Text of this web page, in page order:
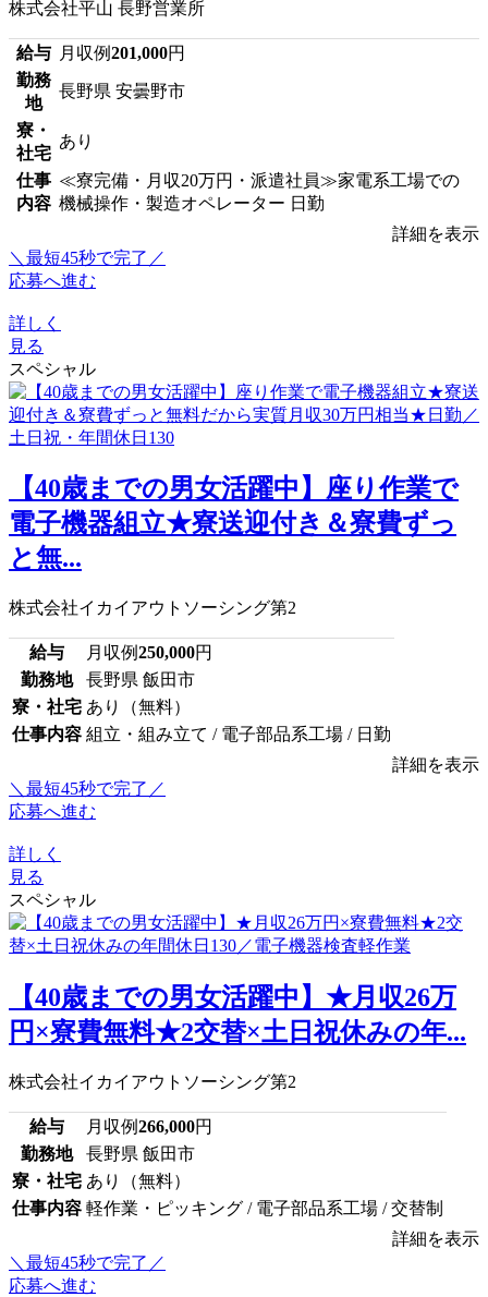
株式会社平山 長野営業所
給与 月収例201,000円
勤務
地
長野県 安曇野市
寮・
社宅
あり
仕事
内容
≪寮完備・月収20万円・派遣社員≫家電系工場での
機械操作・製造オペレーター 日勤
詳細を表示
＼最短45秒で完了／
応募へ進む
詳しく
見る
スペシャル
【40歳までの男女活躍中】座り作業で
電子機器組立★寮送迎付き＆寮費ずっ
と無...
株式会社イカイアウトソーシング第2
給与 月収例250,000円
勤務地
長野県 飯田市
寮・社宅 あり（無料）
仕事内容 組立・組み立て / 電子部品系工場 / 日勤
詳細を表示
＼最短45秒で完了／
応募へ進む
詳しく
見る
スペシャル
【40歳までの男女活躍中】★月収26万
円×寮費無料★2交替×土日祝休みの年...
株式会社イカイアウトソーシング第2
給与 月収例266,000円
勤務地
長野県 飯田市
寮・社宅 あり（無料）
仕事内容 軽作業・ピッキング / 電子部品系工場 / 交替制
詳細を表示
＼最短45秒で完了／
応募へ進む